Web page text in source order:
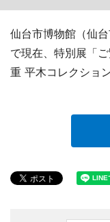
仙台市博物館（仙
で現在、特別展「
重 平木コレクショ